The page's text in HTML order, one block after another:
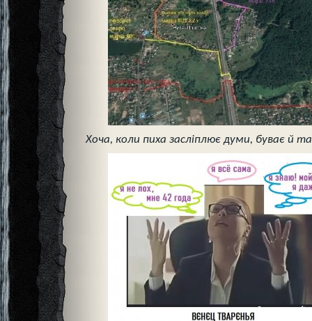
Хоча, коли пиха засліплює думи, буває й